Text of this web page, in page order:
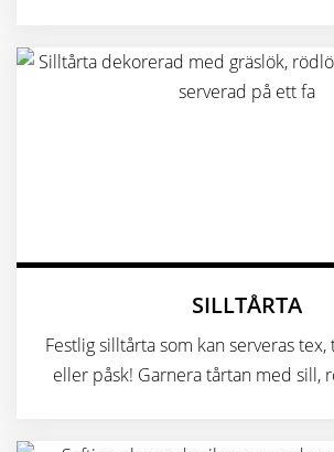
SILLTÅRTA
Festlig silltårta som kan serveras
eller påsk! Garnera tårtan med sill,